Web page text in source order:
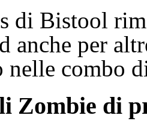
di Bistool
anche per
nelle combo
Zombie di